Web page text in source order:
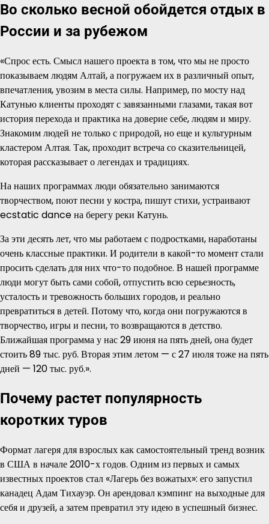
Во сколько весной обойдется отдых в
России и за рубежом
«Спрос есть. Смысл нашего проекта в том, что мы не просто
показываем людям Алтай, а погружаем их в различный опыт,
впечатления, увозим в места силы. Например, по мосту над
Катунью клиенты проходят с завязанными глазами, такая вот
история перехода и практика на доверие себе, людям и миру.
Знакомим людей не только с природой, но еще и культурным
кластером Алтая. Так, проходит встреча со сказительницей,
которая рассказывает о легендах и традициях.
На наших программах люди обязательно занимаются
творчеством, поют песни у костра, пишут стихи, устраивают
ecstatic dance на берегу реки Катунь.
За эти десять лет, что мы работаем с подростками, наработаны
очень классные практики. И родители в какой-то момент стали
просить сделать для них что-то подобное. В нашей программе
люди могут быть сами собой, отпустить всю серьезность,
усталость и тревожность больших городов, и реально
превратиться в детей. Потому что, когда они погружаются в
творчество, игры и песни, то возвращаются в детство.
Ближайшая программа у нас 29 июня на пять дней, она будет
стоить 89 тыс. руб. Вторая этим летом — с 27 июля тоже на пять
дней — 120 тыс. руб.».
Почему растет популярность
коротких туров
Формат лагеря для взрослых как самостоятельный тренд возник
в США в начале 2010-х годов. Одним из первых и самых
известных проектов стал «Лагерь без вожатых»: его запустил
канадец Адам Тихауэр. Он арендовал кэмпинг на выходные для
себя и друзей, а затем превратил эту идею в успешный бизнес.